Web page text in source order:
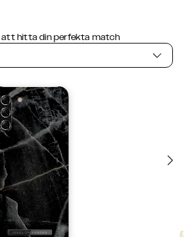
att hitta din perfekta match